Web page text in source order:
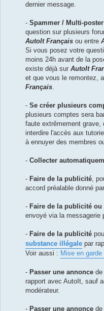
dernier message.
- Spammer / Multi-poster
question sur plusieurs
AutoIt Français ou entre
Si vous posez votre
moins 24h avant de la
existe déjà sur AutoIt
et que vous le remontez,
Français.
- Se créer plusieurs
plusieurs comptes sera
faute extrêmement grave,
interdire l'accès aux
à ennuyer des membres
- Collecter
- Faire de la publicité,
accord préalable donné
- Faire de la publicité ou
envoyé via la messagerie
- Faire de la publicité
substance illégale par
Voir aussi : Mise en garde
- Passer une annonce de
rapport avec AutoIt, sauf
modérateur.
- Passer une annonce de